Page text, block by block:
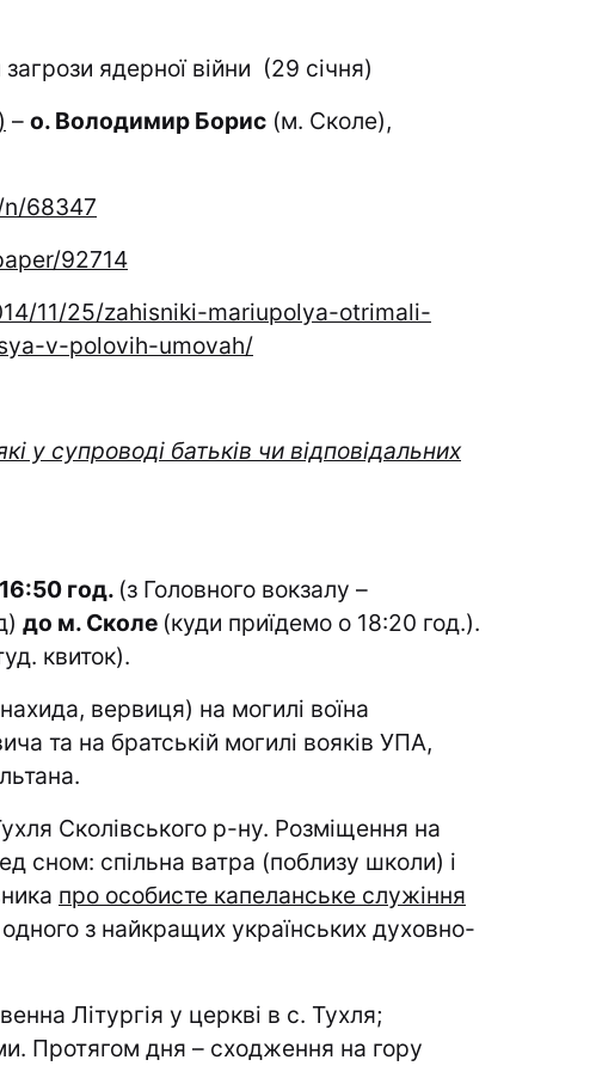
ядерної війни (29 січня)
– о. Володимир Борис (м. Сколе),
68347
92714
11/25/zahisniki-mariupolya-otrimali-
v-polovih-umovah/
у супроводі батьків чи відповідальних
16:50 год. (з Головного вокзалу –
до м. Сколе (куди приїдемо о 18:20 год.).
квиток).
вервиця) на могилі воїна
та на братській могилі вояків УПА,
Сколівського р-ну. Розміщення на
сном: спільна ватра (поблизу школи) і
про особисте капеланське служіння
з найкращих українських духовно-
Літургія у церкві в с. Тухля;
Протягом дня – сходження на гору